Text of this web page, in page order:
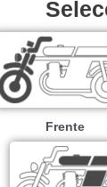
Frente